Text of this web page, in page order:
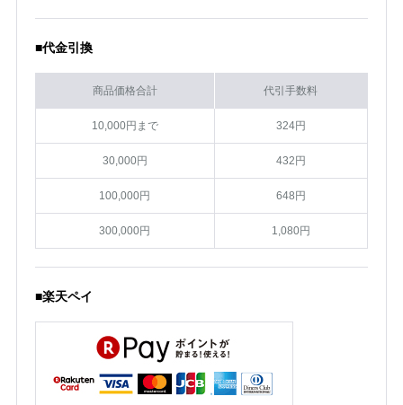
■代金引換
商品価格合計 代引手数料
10,000円まで 324円
30,000円 432円
100,000円 648円
300,000円 1,080円
■楽天ペイ